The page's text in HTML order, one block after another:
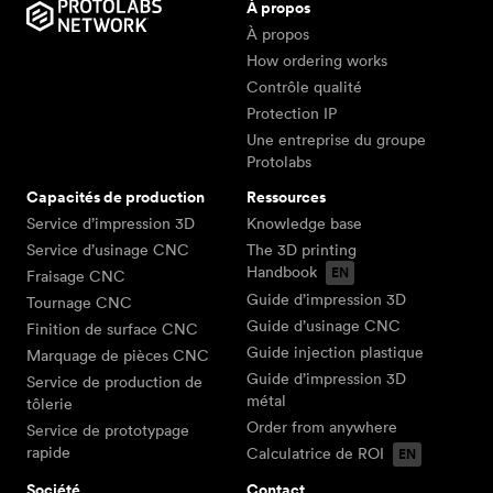
les marques, les secrets commerciaux et autres
droits de propriété intellectuelle.
établissons des rapports de non-conformité pour
les pièces qui ne répondent pas à toutes les
exigences, avec un suivi auprès des fabricants
comprenant une analyse des causes profondes et
des actions correctives rapides.
networksales@protolabs.com. Notre réseau de
fournisseurs a accès à une vaste gamme de
matériaux, de sorte que la plupart du temps,
nous sommes en mesure de trouver un
partenaire de fabrication pour répondre à votre
À propos
À propos
How ordering works
Contrôle qualité
Protection IP
Une entreprise du groupe
Protolabs
Capacités de production
Service d’impression 3D
Service d’usinage CNC
Fraisage CNC
Tournage CNC
Finition de surface CNC
Marquage de pièces CNC
Service de production de
tôlerie
Service de prototypage
rapide
Ressources
Knowledge base
The 3D printing
Handbook
Guide d’impression 3D
Guide d’usinage CNC
Guide injection plastique
Guide d’impression 3D
métal
Order from anywhere
Calculatrice de ROI